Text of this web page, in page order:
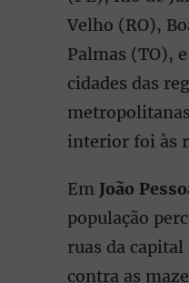
Velho (RO),
Palmas (TO),
cidades das
interior foi às
Em João
população
ruas da
contra as